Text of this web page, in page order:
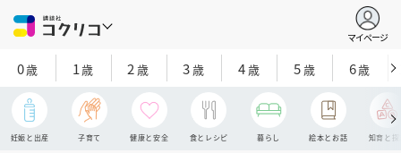
マイページ
0歳 1歳 2 歳 3歳 4歳 5歳 6歳
妊娠と出産 子育て 健康と安全 食とレシピ 暮らし 絵本とお話 知育と探